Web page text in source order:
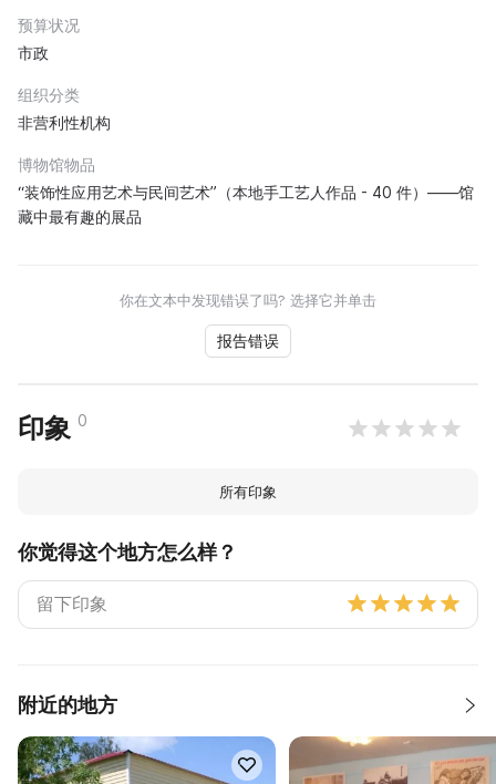
预算状况
市政
组织分类
非营利性机构
博物馆物品
“装饰性应用艺术与民间艺术”（本地手工艺人作品 - 40 件）——馆
藏中最有趣的展品
你在文本中发现错误了吗? 选择它并单击
报告错误
印象 0
所有印象
你觉得这个地方怎么样？
附近的地方